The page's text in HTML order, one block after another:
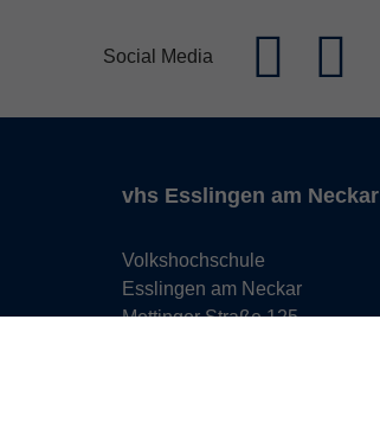
Social Media
vhs Esslingen am Neckar
Volkshochschule
Esslingen am Neckar
Mettinger Straße 125